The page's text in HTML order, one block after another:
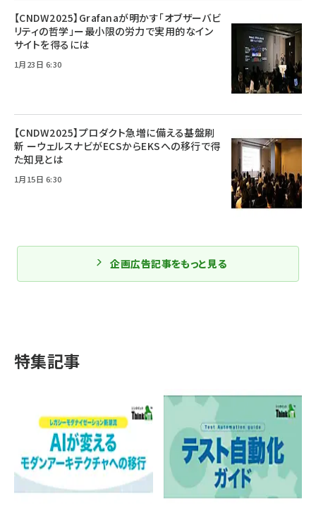
【CNDW2025】Grafanaが明かす「オブザーバビ
リティの哲学」ー最小限の労力で実用的なイン
サイトを得るには
1月23日 6:30
【CNDW2025】プロダクト急増に備える基盤刷
新 ーウェルスナビがECSからEKSへの移行で得
た知見とは
1月15日 6:30
企画広告記事をもっと見る
特集記事